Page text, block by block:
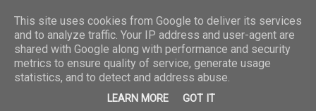
E F E N P R E S S -
ΗΛΕΚΤΡΟΝΙΚΗ
ΕΦΗΜΕΡΙΔΑ
This site uses cookies from Google to deliver its services
and to analyze traffic. Your IP address and user-agent are
shared with Google along with performance and security
metrics to ensure quality of service, generate usage
statistics, and to detect and address abuse.
LEARN MORE GOT IT